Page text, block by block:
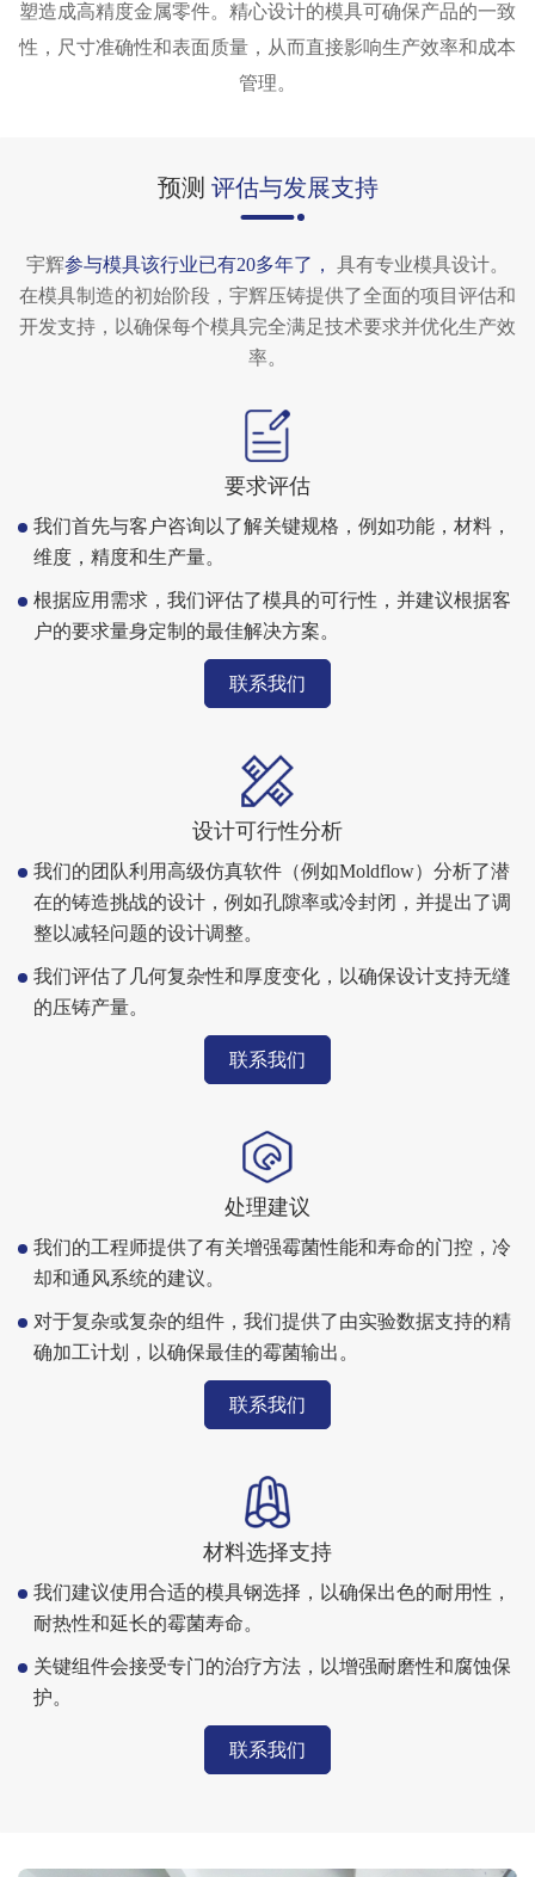
塑造成高精度金属零件。精心设计的模具可确保产品的一致
性，尺寸准确性和表面质量，从而直接影响生产效率和成本
管理。
预测 评估与发展支持
宇辉参与模具该行业已有20多年了，
具有专业模具设计。
在模具制造的初始阶段，宇辉压铸提供了全面的项目评估和
开发支持，以确保每个模具完全满足技术要求并优化生产效
率。
要求评估
我们首先与客户咨询以了解关键规格，例如功能，材料，
维度，精度和生产量。
根据应用需求，我们评估了模具的可行性，并建议根据客
户的要求量身定制的最佳解决方案。
联系我们
设计可行性分析
我们的团队利用高级仿真软件（例如Moldflow）分析了潜
在的铸造挑战的设计，例如孔隙率或冷封闭，并提出了调
整以减轻问题的设计调整。
我们评估了几何复杂性和厚度变化，以确保设计支持无缝
的压铸产量。
联系我们
处理建议
我们的工程师提供了有关增强霉菌性能和寿命的门控，冷
却和通风系统的建议。
对于复杂或复杂的组件，我们提供了由实验数据支持的精
确加工计划，以确保最佳的霉菌输出。
联系我们
材料选择支持
我们建议使用合适的模具钢选择，以确保出色的耐用性，
耐热性和延长的霉菌寿命。
关键组件会接受专门的治疗方法，以增强耐磨性和腐蚀保
护。
联系我们